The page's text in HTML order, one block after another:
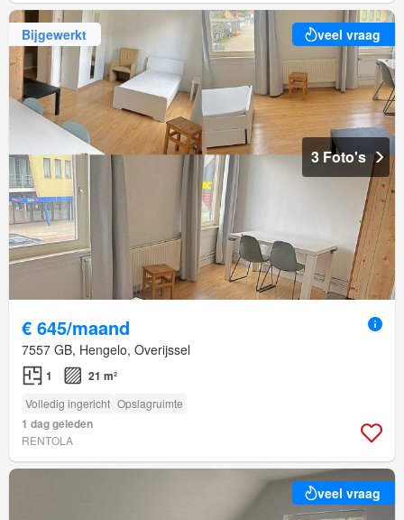
Bijgewerkt veel vraag
3 Foto's
€ 645/maand
7557 GB, Hengelo, Overijssel
1 21 m²
Volledig ingericht Opslagruimte
1 dag geleden
RENTOLA
veel vraag